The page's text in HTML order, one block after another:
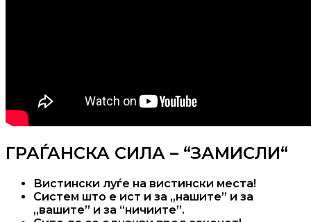
ГРАЃАНСКА СИЛА – “ЗАМИСЛИ“
Вистински луѓе на вистински места!
Систем што е ист и за „нашите” и за
„вашите” и за “ничиите”.